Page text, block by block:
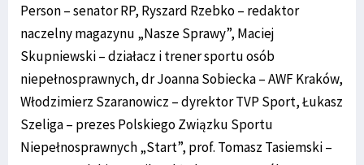
Person – senator RP, Ryszard Rzebko – redaktor
naczelny magazynu „Nasze Sprawy”, Maciej
Skupniewski – działacz i trener sportu osób
niepełnosprawnych, dr Joanna Sobiecka – AWF Kraków,
Włodzimierz Szaranowicz – dyrektor TVP Sport, Łukasz
Szeliga – prezes Polskiego Związku Sportu
Niepełnosprawnych „Start”, prof. Tomasz Tasiemski –